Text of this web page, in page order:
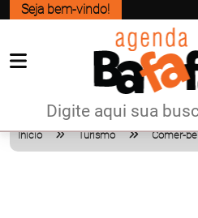
Seja bem-vindo!
Início Turismo Comer-